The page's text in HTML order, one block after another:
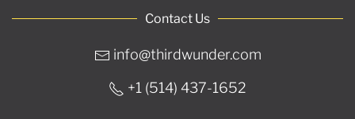
Contact Us
info@thirdwunder.com
+1 ‭(514) 437-1652‬